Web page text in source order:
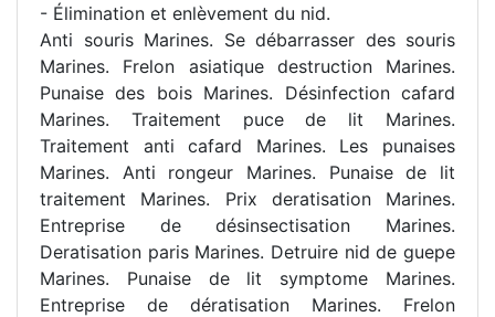
- Élimination et enlèvement du nid.
Anti souris Marines. Se débarrasser des souris
Marines. Frelon asiatique destruction Marines.
Punaise des bois Marines. Désinfection cafard
Marines. Traitement puce de lit Marines.
Traitement anti cafard Marines. Les punaises
Marines. Anti rongeur Marines. Punaise de lit
traitement Marines. Prix deratisation Marines.
Entreprise de désinsectisation Marines.
Deratisation paris Marines. Detruire nid de guepe
Marines. Punaise de lit symptome Marines.
Entreprise de dératisation Marines. Frelon